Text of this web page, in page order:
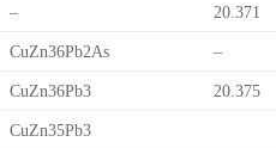
– 20.371
CuZn36Pb2As –
CuZn36Pb3 20.375
CuZn35Pb3